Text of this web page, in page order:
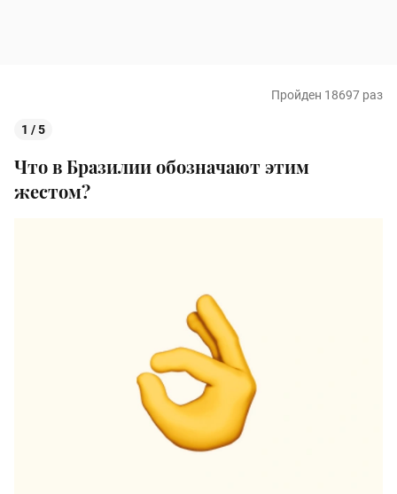
Пройден 18697 раз
1 / 5
Что в Бразилии обозначают этим
жестом?